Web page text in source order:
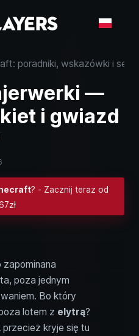
poradniki, wskazówki i
—
i gwiazd
? - Zacznij teraz od
poza jednym
Bo który
lotem z elytrą?
przecież kryje się tu